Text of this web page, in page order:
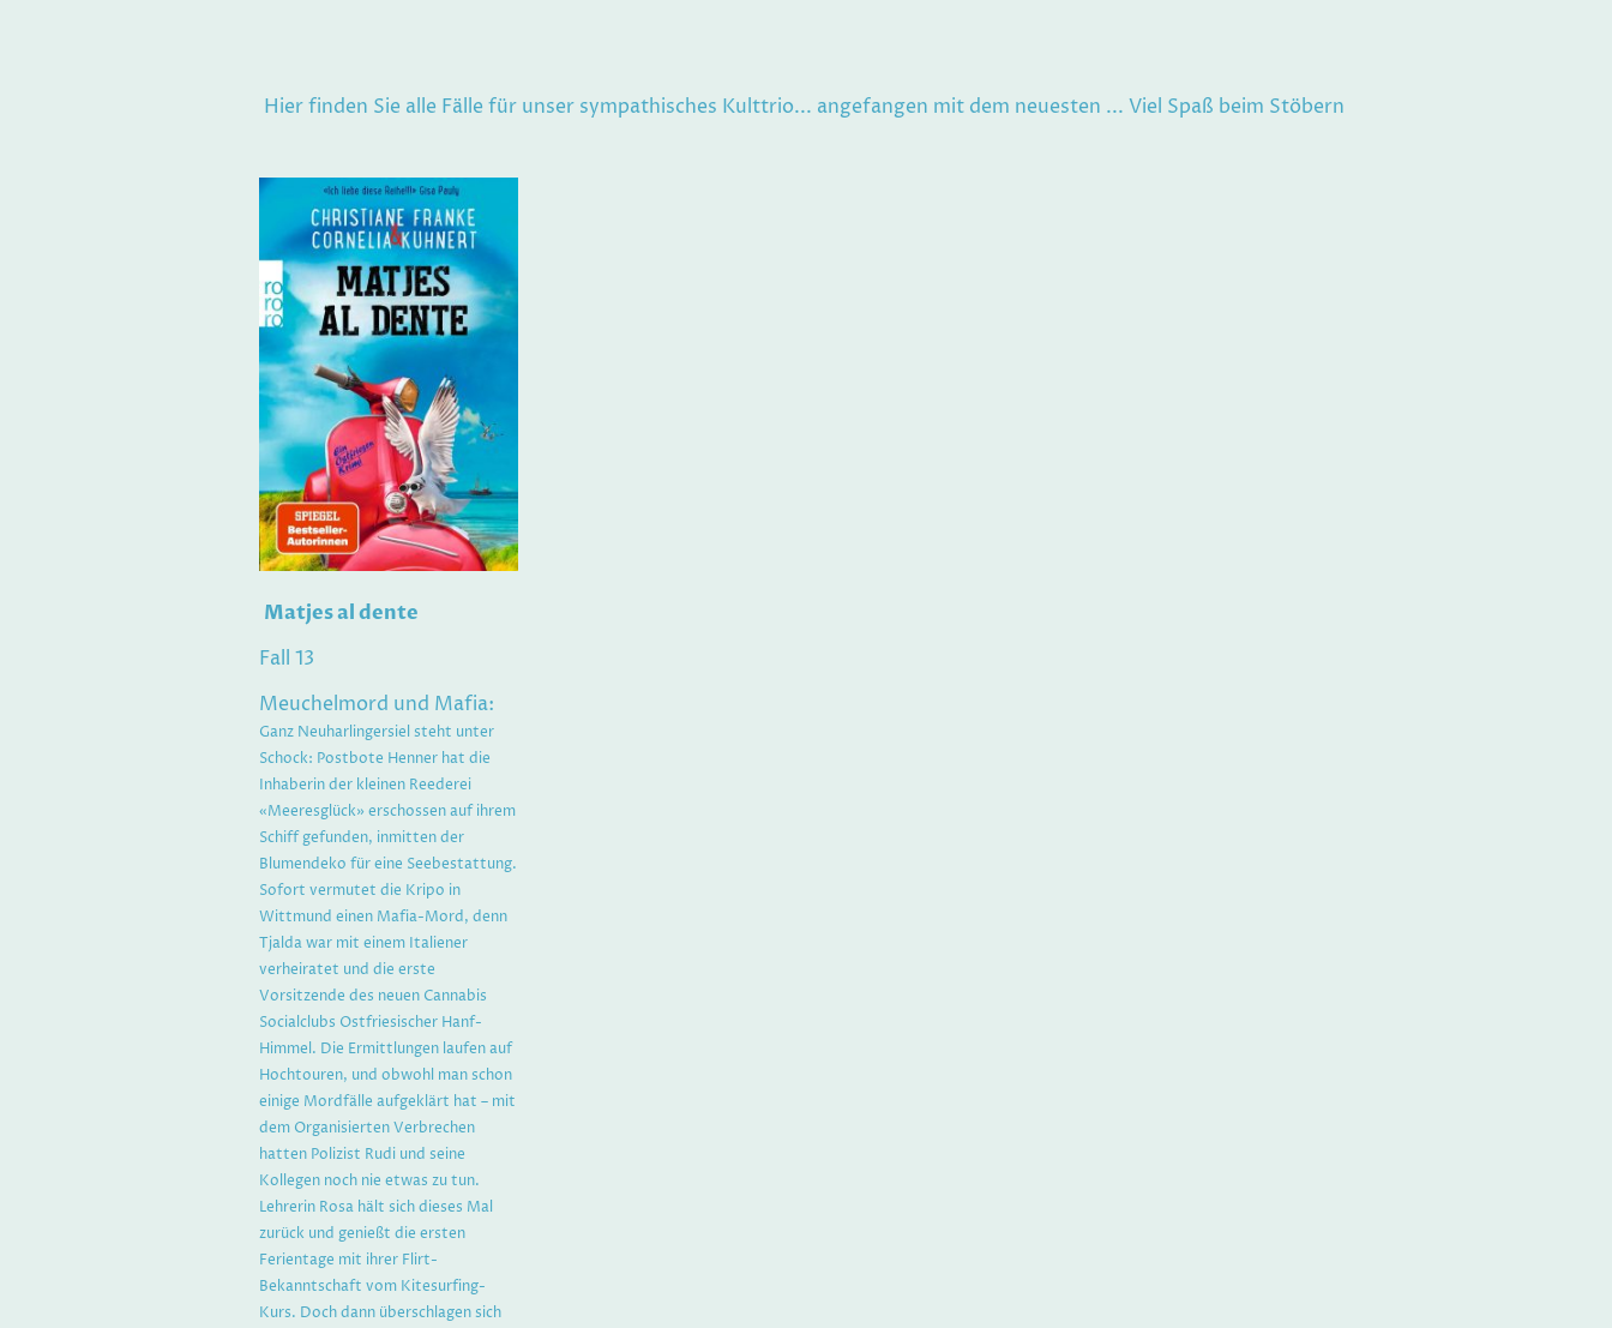
Hier finden Sie alle Fälle für unser sympathisches Kulttrio... angefangen mit dem neuesten ... Viel Spaß beim Stöbern
Matjes al dente
Fall 13
Meuchelmord und Mafia:
Ganz Neuharlingersiel steht unter
Schock: Postbote Henner hat die
Inhaberin der kleinen Reederei
«Meeresglück» erschossen auf ihrem
Schiff gefunden, inmitten der
Blumendeko für eine Seebestattung.
Sofort vermutet die Kripo in
Wittmund einen Mafia-Mord, denn
Tjalda war mit einem Italiener
verheiratet und die erste
Vorsitzende des neuen Cannabis
Socialclubs Ostfriesischer Hanf-
Himmel. Die Ermittlungen laufen auf
Hochtouren, und obwohl man schon
einige Mordfälle aufgeklärt hat – mit
dem Organisierten Verbrechen
hatten Polizist Rudi und seine
Kollegen noch nie etwas zu tun.
Lehrerin Rosa hält sich dieses Mal
zurück und genießt die ersten
Ferientage mit ihrer Flirt-
Bekanntschaft vom Kitesurfing-
Kurs. Doch dann überschlagen sich